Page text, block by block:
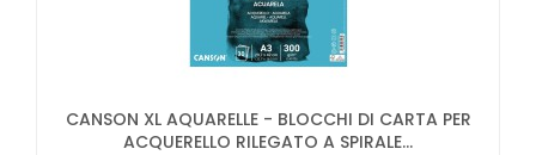
CANSON XL AQUARELLE - BLOCCHI DI CARTA PER
ACQUERELLO RILEGATO A SPIRALE...